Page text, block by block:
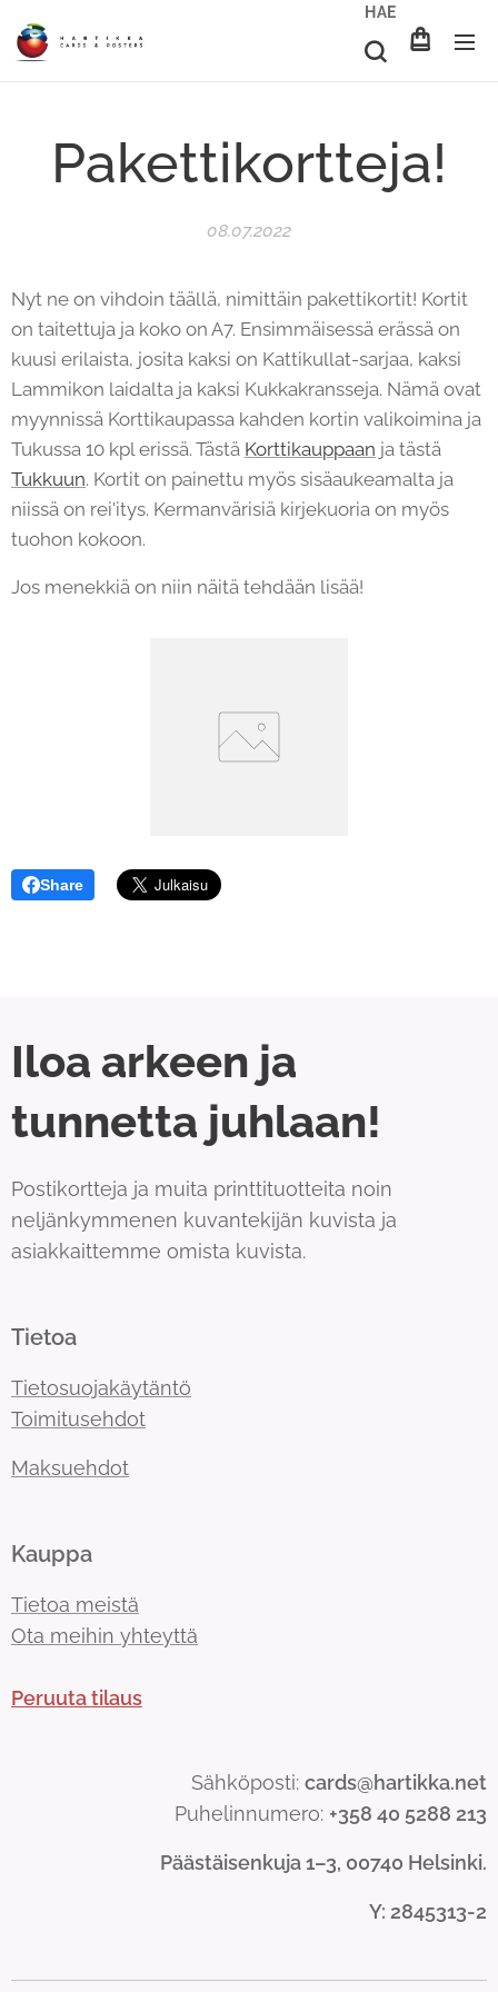
HAE
Pakettikortteja!
08.07.2022
Nyt ne on vihdoin täällä, nimittäin pakettikortit! Kortit
on taitettuja ja koko on A7. Ensimmäisessä erässä on
kuusi erilaista, josita kaksi on Kattikullat-sarjaa, kaksi
Lammikon laidalta ja kaksi Kukkakransseja. Nämä ovat
myynnissä Korttikaupassa kahden kortin valikoimina ja
Tukussa 10 kpl erissä. Tästä Korttikauppaan ja tästä
Tukkuun. Kortit on painettu myös sisäaukeamalta ja
niissä on rei'itys. Kermanvärisiä kirjekuoria on myös
tuohon kokoon.
Jos menekkiä on niin näitä tehdään lisää!
Share
Iloa arkeen ja
tunnetta juhlaan!
Postikortteja ja muita printtituotteita noin
neljänkymmenen kuvantekijän kuvista ja
asiakkaittemme omista kuvista.
Tietoa
Tietosuojakäytäntö
Toimitusehdot
Maksuehdot
Kauppa
Tietoa meistä
Ota meihin yhteyttä
Peruuta tilaus
Sähköposti: cards@hartikka.net
Puhelinnumero: +358 40 5288 213
Päästäisenkuja 1–3, 00740 Helsinki.
Y: 2845313-2